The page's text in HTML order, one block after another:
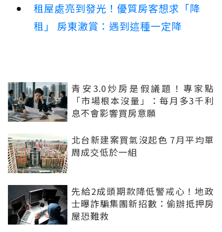
租屋處亮到發光！優質房客想求「降
租」 房東激賞：遇到這種一定降
青安3.0炒房是假議題！專家點
「市場根本沒量」：每月多3千利
息不會影響買房意願
北台新建案買氣沒起色 7月平均單
周成交低於一組
先給2成頭期款降低警戒心！地政
士曝詐騙集團新招數：偷辦抵押房
屋恐難救